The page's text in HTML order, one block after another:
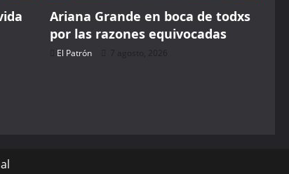
Ariana Grande en boca de todxs
por las razones equivocadas
El Patrón 7 agosto, 2026